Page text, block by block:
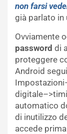
non farsi
già parlato in
Ovviamente
password di
proteggere
Android
automatico
di inutilizzo
accede